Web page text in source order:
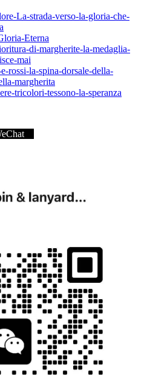
La-strada-verso-la-gloria-che-
Eterna
di-margherite-la-medaglia-
mai
rossi-la-spina-dorsale-della-
margherita
tricolori-tessono-la-speranza